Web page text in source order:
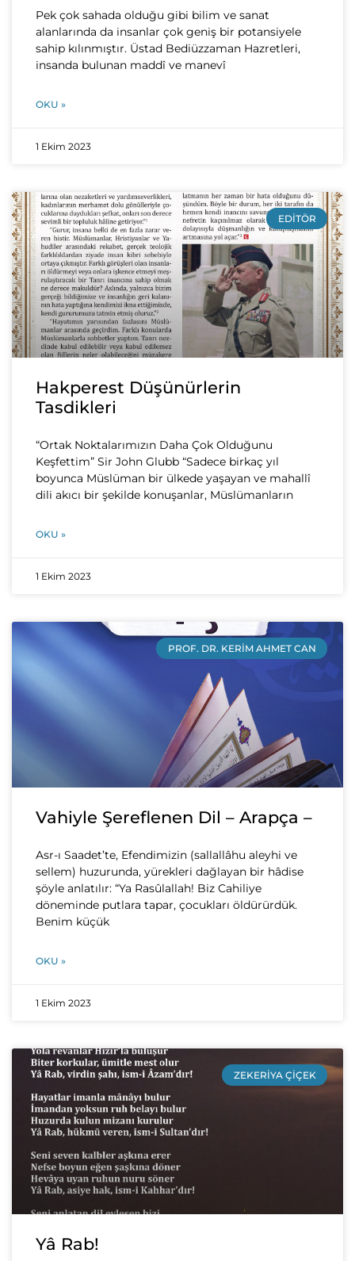
Pek çok sahada olduğu gibi bilim ve sanat
alanlarında da insanlar çok geniş bir potansiyele
sahip kılınmıştır. Üstad Bediüzzaman Hazretleri,
insanda bulunan maddî ve manevî
OKU »
1 Ekim 2023
EDITÖR
Hakperest Düşünürlerin
Tasdikleri
“Ortak Noktalarımızın Daha Çok Olduğunu
Keşfettim” Sir John Glubb “Sadece birkaç yıl
boyunca Müslüman bir ülkede yaşayan ve mahallî
dili akıcı bir şekilde konuşanlar, Müslümanların
OKU »
1 Ekim 2023
PROF. DR. KERIM AHMET CAN
Vahiyle Şereflenen Dil – Arapça –
Asr-ı Saadet’te, Efendimizin (sallallâhu aleyhi ve
sellem) huzurunda, yürekleri dağlayan bir hâdise
şöyle anlatılır: “Ya Rasûlallah! Biz Cahiliye
döneminde putlara tapar, çocukları öldürürdük.
Benim küçük
OKU »
1 Ekim 2023
ZEKERIYA ÇIÇEK
Yâ Rab!